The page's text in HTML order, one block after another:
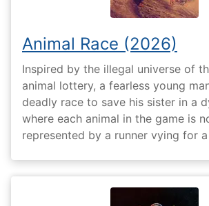
Animal Race (2026)
Inspired by the illegal universe of
animal lottery, a fearless young
deadly race to save his sister in a
where each animal in the game is
represented by a runner vying for